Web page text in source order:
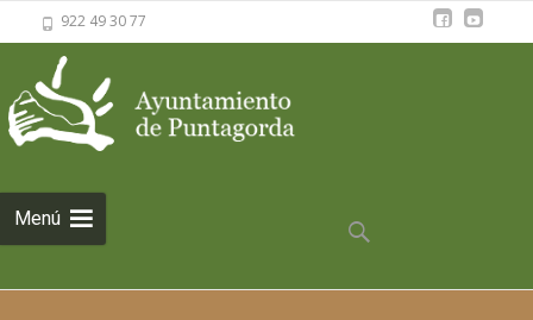
922 49 30 77
Menú
Saltar al
contenido
Buscar: